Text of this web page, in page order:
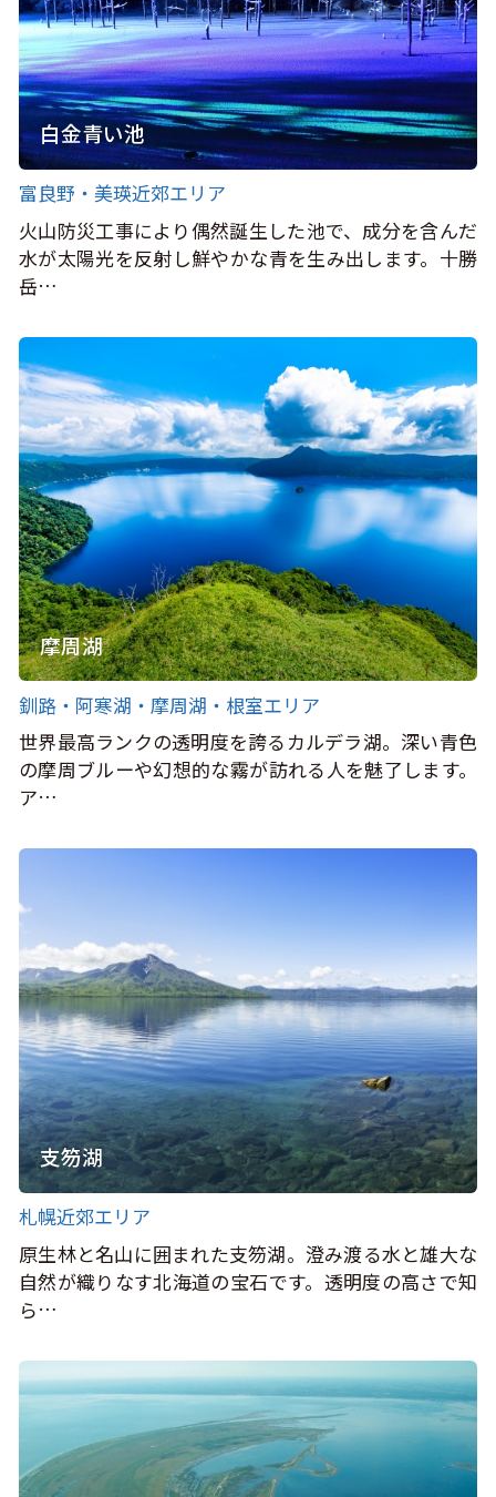
白金青い池
富良野・美瑛近郊エリア
火山防災工事により偶然誕生した池で、成分を含んだ
水が太陽光を反射し鮮やかな青を生み出します。十勝
岳…
摩周湖
釧路・阿寒湖・摩周湖・根室エリア
世界最高ランクの透明度を誇るカルデラ湖。深い青色
の摩周ブルーや幻想的な霧が訪れる人を魅了します。
ア…
支笏湖
札幌近郊エリア
原生林と名山に囲まれた支笏湖。澄み渡る水と雄大な
自然が織りなす北海道の宝石です。透明度の高さで知
ら…